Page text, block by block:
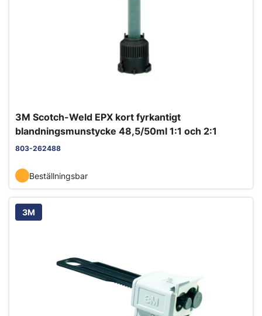
3M Scotch-Weld EPX kort fyrkantigt
blandningsmunstycke 48,5/50ml 1:1 och 2:1
803-262488
Beställningsbar
3M